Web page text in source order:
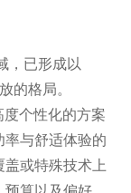
，已形成以
的格局。
度个性化的方案
率与舒适体验的
或特殊技术上